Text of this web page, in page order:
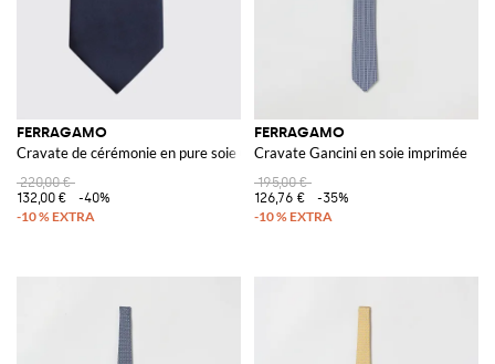
FERRAGAMO
Cravate de cérémonie en pure soie unie
220,00 €
132,00 €
-40%
FERRAGAMO
Cravate Gancini en soie imprimée
195,00 €
126,76 €
-35%